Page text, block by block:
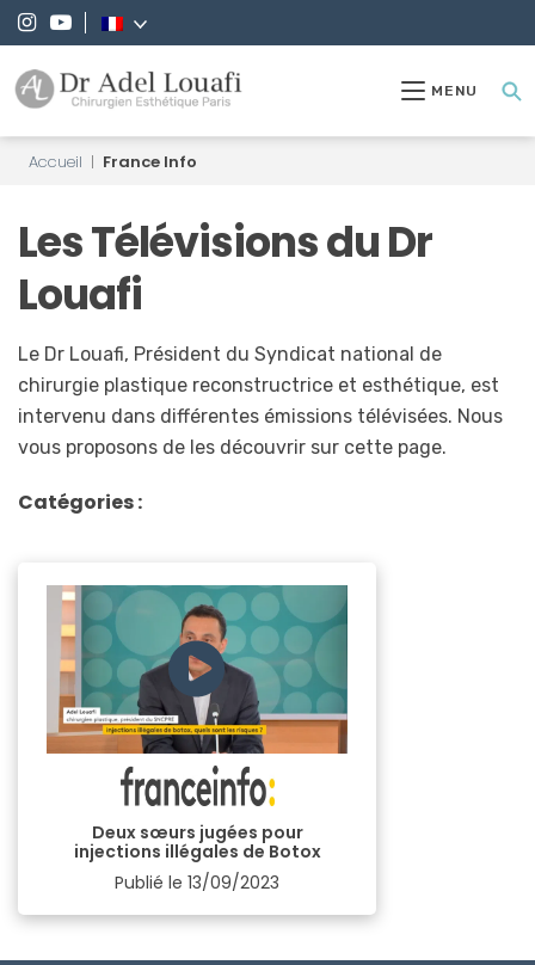
MENU
Accueil | France Info
Les Télévisions du Dr
Louafi
Le Dr Louafi, Président du Syndicat national de
chirurgie plastique reconstructrice et esthétique, est
intervenu dans différentes émissions télévisées. Nous
vous proposons de les découvrir sur cette page.
Catégories :
Deux sœurs jugées pour
injections illégales de Botox
Publié le 13/09/2023